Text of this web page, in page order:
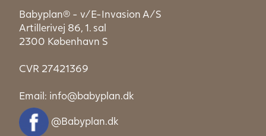
Babyplan® - v/E-Invasion A/S
Artillerivej 86, 1. sal
2300 København S
CVR 27421369
Email: info@babyplan.dk
@Babyplan.dk